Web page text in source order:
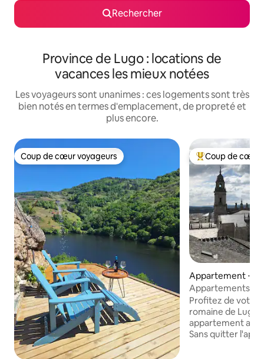
Rechercher
Province de Lugo : locations de
vacances les mieux notées
Les voyageurs sont unanimes : ces logements sont très
bien notés en termes d'emplacement, de propreté et
plus encore.
Coup de cœur voyageurs
Coup de cœur voyageurs Coups de cœur
Coup de cœur
Appartement ⋅
Appartements de
Appartement co.
Profitez de votre
romaine de Lugo
appartement
Sans quitter